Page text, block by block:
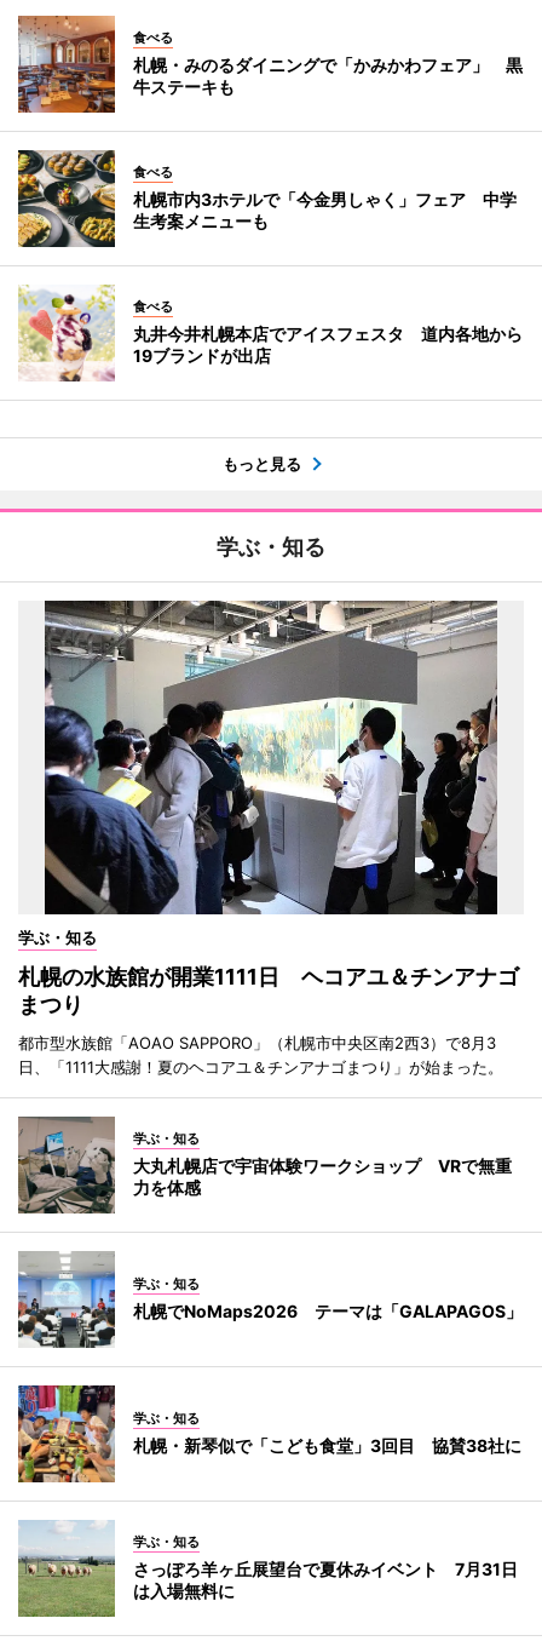
食べる
札幌・みのるダイニングで「かみかわフェア」 黒
牛ステーキも
食べる
札幌市内3ホテルで「今金男しゃく」フェア 中学
生考案メニューも
食べる
丸井今井札幌本店でアイスフェスタ 道内各地から
19ブランドが出店
もっと見る
学ぶ・知る
学ぶ・知る
札幌の水族館が開業1111日 ヘコアユ＆チンアナゴ
まつり
都市型水族館「AOAO SAPPORO」（札幌市中央区南2西3）で8月3
日、「1111大感謝！夏のヘコアユ＆チンアナゴまつり」が始まった。
学ぶ・知る
大丸札幌店で宇宙体験ワークショップ VRで無重
力を体感
学ぶ・知る
札幌でNoMaps2026 テーマは「GALAPAGOS」
学ぶ・知る
札幌・新琴似で「こども食堂」3回目 協賛38社に
学ぶ・知る
さっぽろ羊ヶ丘展望台で夏休みイベント 7月31日
は入場無料に